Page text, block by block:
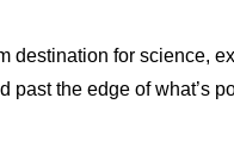
destination for science,
past the edge of what’s